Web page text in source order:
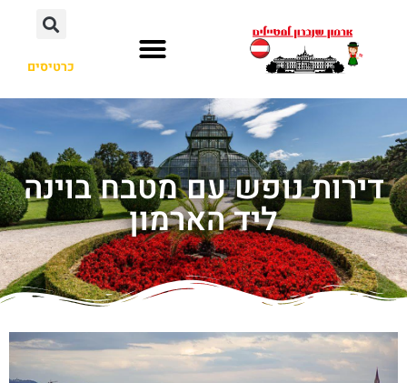
כרטיסים
דירות נופש עם מטבח בוינה
ליד הארמון